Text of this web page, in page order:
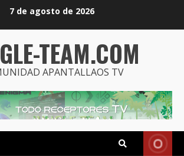
7 de agosto de 2026
TEAM.COM
APANTALLAOS TV